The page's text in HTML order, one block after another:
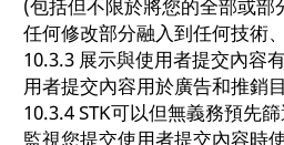
(包括但不限於將您的全部或
任何修改部分融入到任何技術
10.3.3 展示與使用者提交內容
用者提交內容用於廣告和推銷
10.3.4 STK可以但無義務預先
監視您提交使用者提交內容時